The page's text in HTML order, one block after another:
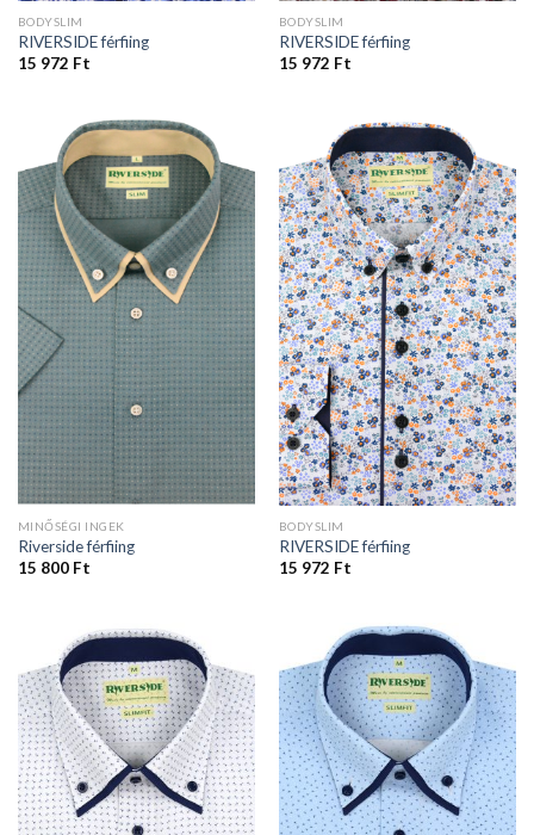
BODYSLIM
RIVERSIDE férfiing
15 972 Ft
BODYSLIM
RIVERSIDE férfiing
15 972 Ft
MINŐSÉGI INGEK
Riverside férfiing
15 800 Ft
BODYSLIM
RIVERSIDE férfiing
15 972 Ft